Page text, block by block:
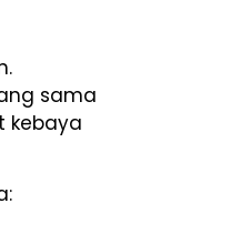
sama
kebaya